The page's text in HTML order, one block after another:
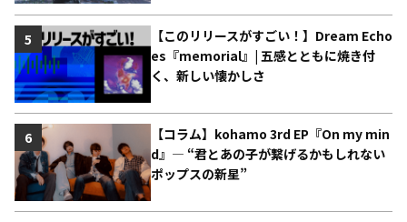
【このリリースがすごい！】Dream Echo
es『memorial』| 五感とともに焼き付
く、新しい懐かしさ
5
【コラム】kohamo 3rd EP『On my min
d』― “君とあの子が繋げるかもしれない
ポップスの新星”
6